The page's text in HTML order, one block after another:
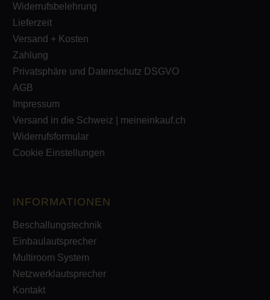
Widerrufsbelehrung
Lieferzeit
Versand + Kosten
Zahlung
Privatsphäre und Datenschutz DSGVO
AGB
Impressum
Versand in die Schweiz | meineinkauf.ch
Widerrufsformular
Cookie Einstellungen
INFORMATIONEN
Beschallungstechnik
Einbaulautsprecher
Multiroom System
Netzwerklautsprecher
Kontakt